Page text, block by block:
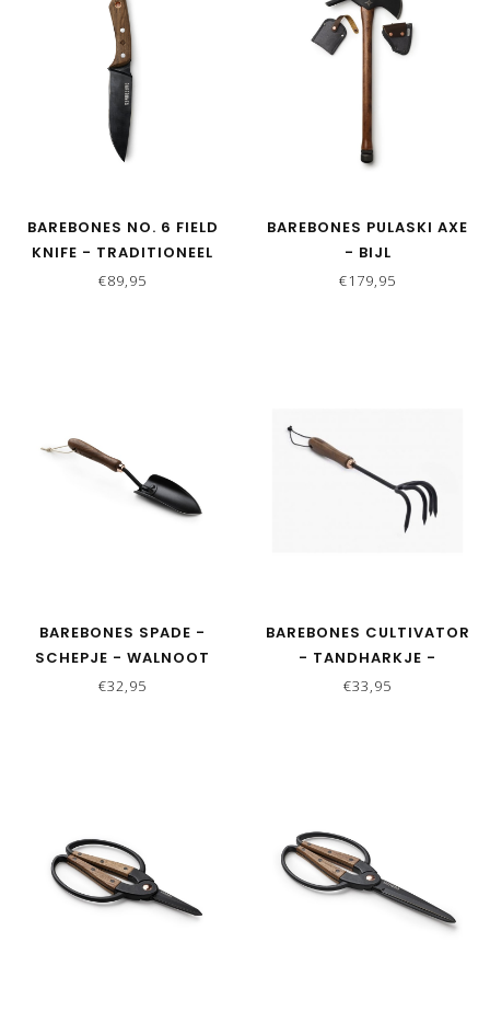
BAREBONES NO. 6 FIELD
KNIFE - TRADITIONEEL
MES MET HOLSTER
€89,95
BAREBONES PULASKI AXE
- BIJL
€179,95
BAREBONES SPADE -
SCHEPJE - WALNOOT
€32,95
BAREBONES CULTIVATOR
- TANDHARKJE -
WALNOOT
€33,95